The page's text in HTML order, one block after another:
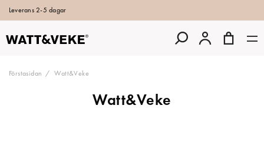
Leverans 2-5 dagar
Förstasidan Watt&Veke
Watt&Veke